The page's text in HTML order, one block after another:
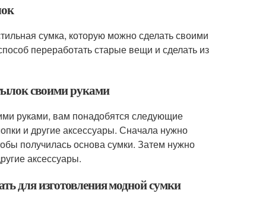
сумка, которую можно сделать своими
переработать старые вещи и сделать из
своими руками
руками, вам понадобятся следующие
и другие аксессуары. Сначала нужно
получилась основа сумки. Затем нужно
аксессуары.
для изготовления модной сумки